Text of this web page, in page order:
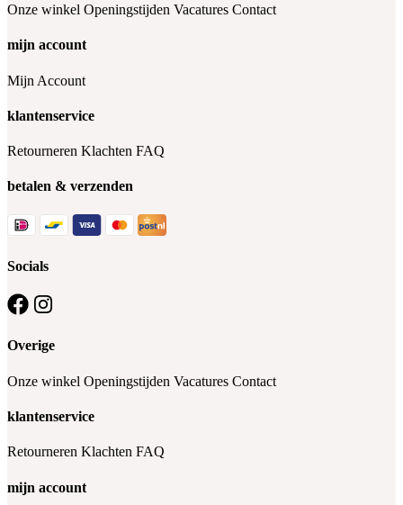
Onze winkel Openingstijden Vacatures Contact
mijn account
Mijn Account
klantenservice
Retourneren Klachten FAQ
betalen & verzenden
Socials
Overige
Onze winkel Openingstijden Vacatures Contact
klantenservice
Retourneren Klachten FAQ
mijn account